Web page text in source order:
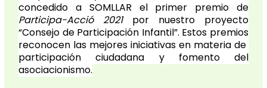
concedido a SOMLLAR el primer premio de
Participa-Acció 2021por nuestro proyecto
“Consejo de Participación Infantil”. Estos premios
reconocen las mejores iniciativas en materia de
participación ciudadana y fomento del
asociacionismo.